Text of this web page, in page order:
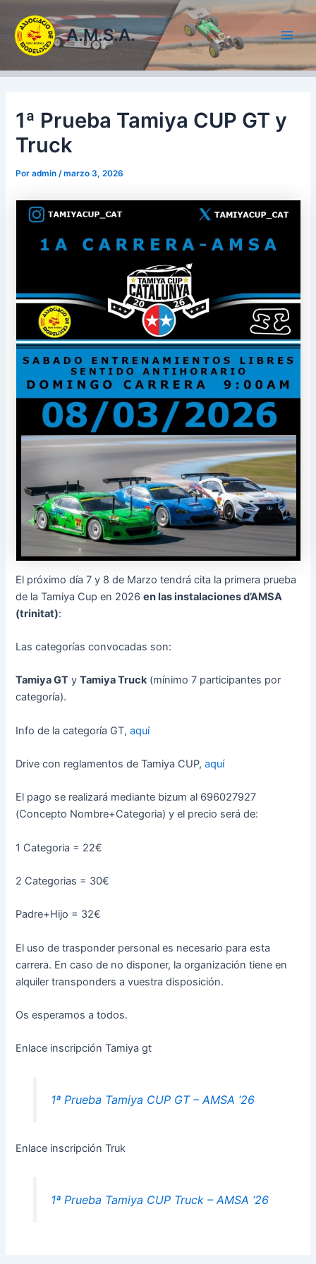
contenido
A.M.S.A.
Main
1ª Prueba Tamiya CUP GT y
Truck
Poradmin /marzo 3, 2026
El próximo día 7 y 8 de Marzo tendrá cita la primera prueba
de la Tamiya Cup en 2026en las instalaciones d’AMSA
(trinitat):
Las categorías convocadas son:
Tamiya GT yTamiya Truck(mínimo 7 participantes por
categoría).
Info de la categoría GT,aquí
Drive con reglamentos de Tamiya CUP,aquí
El pago se realizará mediante bizum al 696027927
(Concepto Nombre+Categoria) y el precio será de:
1 Categoria = 22€
2 Categorias = 30€
Padre+Hijo = 32€
El uso de trasponder personal es necesario para esta
carrera. En caso de no disponer, la organización tiene en
alquiler transponders a vuestra disposición.
Os esperamos a todos.
Enlace inscripción Tamiya gt
1ª Prueba Tamiya CUP GT – AMSA ‘26
Enlace inscripción Truk
1ª Prueba Tamiya CUP Truck – AMSA ‘26